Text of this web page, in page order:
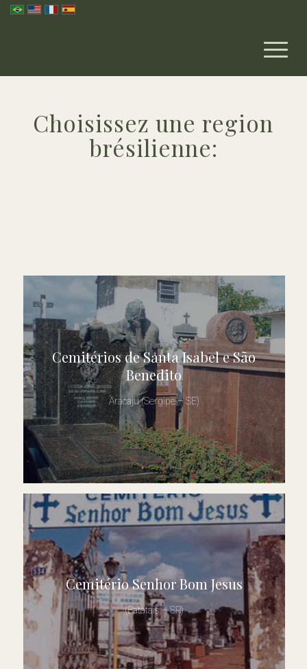
Choisissez une region
brésilienne:
Cemitérios de Santa Isabel e São
Benedito
Aracaju (Sergipe – SE)
Cemitério Senhor Bom Jesus
(Batatais – SP)